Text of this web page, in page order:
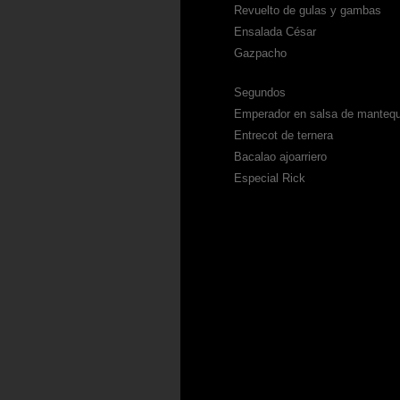
Revuelto de gulas y gambas
Ensalada César
Gazpacho
Segundos
Emperador en salsa de
Entrecot de ternera
Bacalao ajoarriero
Especial Rick